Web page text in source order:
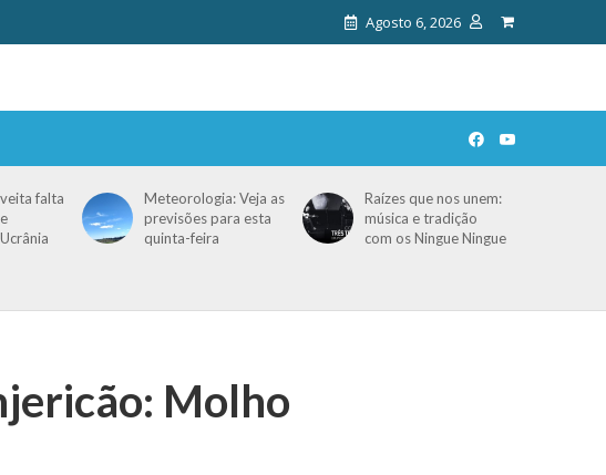
Agosto 6, 2026
falta
Meteorologia: Veja as
previsões para esta
quinta-feira
Raízes que nos unem:
música e tradição
com os Ningue Ningue
Molho